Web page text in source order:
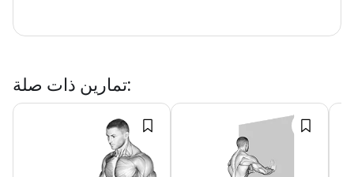
تمارين ذات صلة: